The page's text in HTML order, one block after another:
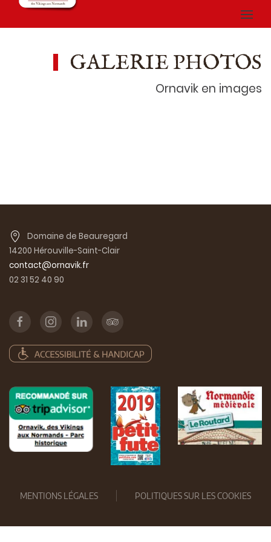
GALERIE PHOTOS
Ornavik en images
Domaine de Beauregard
14200 Hérouville-Saint-Clair
contact@ornavik.fr
02 31 52 40 90
MENTIONS LÉGALES POLITIQUES SUR LES COOKIES